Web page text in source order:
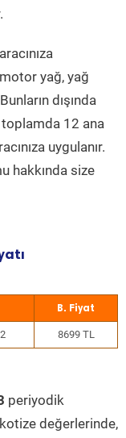
yağ, yağ
dışında
toplamda 12 ana
uygulanır.
hakkında size
8699 TL
periyodik
değerlerinde,